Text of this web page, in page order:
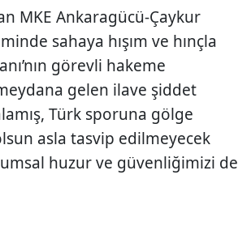
MKE Ankaragücü-Çaykur
sahaya hışım ve hınçla
görevli hakeme
gelen ilave şiddet
Türk sporuna gölge
asla tasvip edilmeyecek
huzur ve güvenliğimizi de